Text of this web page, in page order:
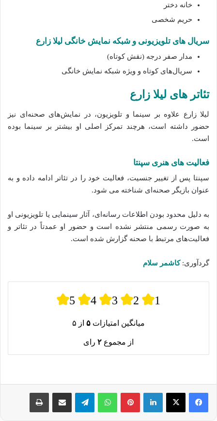
خانه دختر
حریم شخصی
سریال های تلویزیونی و شبکه نمایش خانگی لیلا زارع
مدار صفر درجه (نقش کوتاه)
سریال‌های کوتاه و ویژه شبکه نمایش خانگی
تئاتر های لیلا زارع
لیلا زارع علاوه بر سینما و تلویزیون، در نمایش‌های صحنه‌ای نیز
حضور داشته است، هرچند تمرکز اصلی او بیشتر بر سینما بوده
است.
فعالیت‌ های هنری سپنتا
سپنتا پس از تغییر جنسیت، فعالیت خود را در تئاتر ادامه داده و به
عنوان بازیگر صحنه‌ای شناخته می‌ شود.
به دلیل محدود بودن اطلاعات رسانه‌ای، آثار سینمایی یا تلویزیونی او
به صورت رسمی منتشر نشده است و حضور او عمدتاً در تئاتر و
فعالیت‌های مرتبط با صحنه گزارش شده است.
گردآوری:کاشمر سلام
5 4 3 2 1
میانگین امتیازات ۵ از ۵
از مجموع ۲ رای
لینکدین پینترستواتس آپ تلگرام اشتراک گذاری از طریق ایمیل چاپ